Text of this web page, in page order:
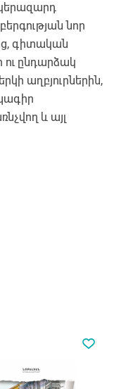
նոր
գիտական
ու ընդարձակ
աղբյուրներին,
և այլ